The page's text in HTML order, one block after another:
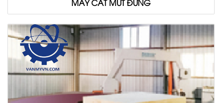
MÁY CẮT MÚT ĐỨNG